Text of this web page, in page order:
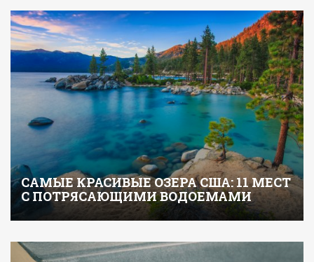
САМЫЕ КРАСИВЫЕ ОЗЕРА США: 11 МЕСТ
С ПОТРЯСАЮЩИМИ ВОДОЕМАМИ